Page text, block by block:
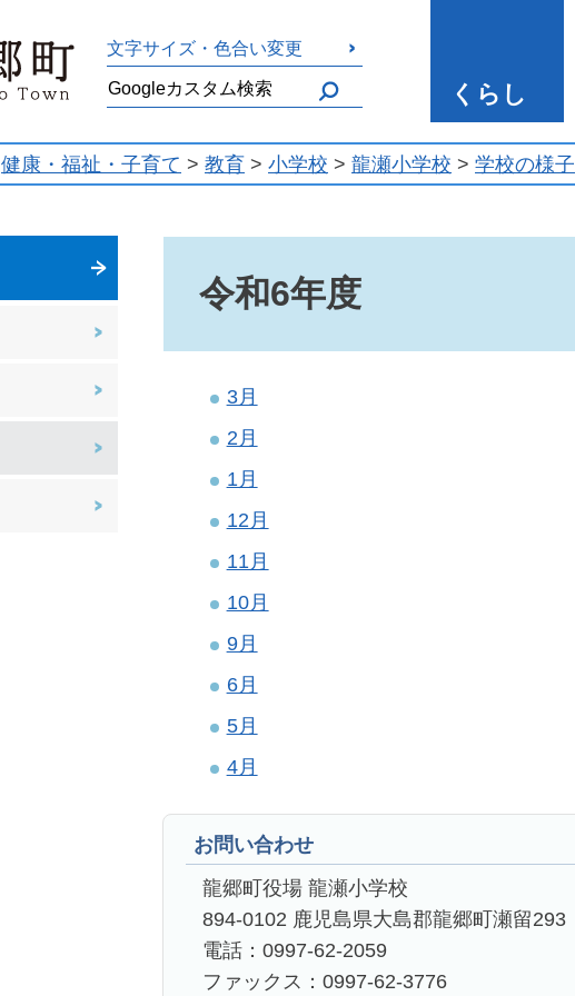
文字サイズ・色合い変更
くらし
健康・福祉・子育て > 教育 > 小学校 > 龍瀬小学校 > 学校の様子
令和6年度
3月
2月
1月
12月
11月
10月
9月
6月
5月
4月
お問い合わせ
龍郷町役場 龍瀬小学校
894-0102 鹿児島県大島郡龍郷町瀬留293
電話：0997-62-2059
ファックス：0997-62-3776